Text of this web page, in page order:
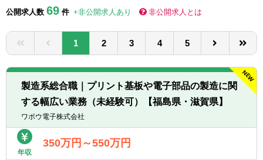
個別転職相談会・セミナー
転職お役立ち情報
非公開求人とは？
サービス紹介
公開求人数 69 件 +非公開求人あり 非公開求人とは
1 2 3 4 5
製造系総合職｜プリント基板や電子部品の製造に関
する幅広い業務（未経験可）【福島県・滋賀県】
ワボウ電子株式会社
年収
350万円～550万円